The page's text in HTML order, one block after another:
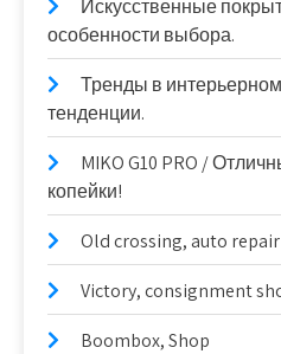
Искусственные
особенности выбора.
Тренды в
тенденции.
MIKO G10 PRO /
копейки!
Old crossing, auto
Victory, consignment
Boombox, Shop